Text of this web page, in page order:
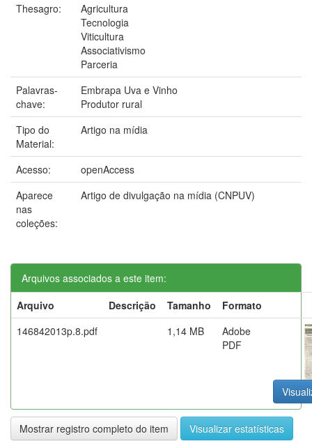
Thesagro:
Agricultura
Tecnologia
Viticultura
Associativismo
Parceria
Palavras-
chave:
Embrapa Uva e Vinho
Produtor rural
Tipo do
Material:
Artigo na mídia
Acesso:
openAccess
Aparece
nas
coleções:
Artigo de divulgação na mídia (CNPUV)
Arquivos associados a este item:
Arquivo
Descrição Tamanho
Formato
146842013p.8.pdf
1,14 MB
Adobe
PDF
Mostrar registro completo do item Visualizar estatísticas